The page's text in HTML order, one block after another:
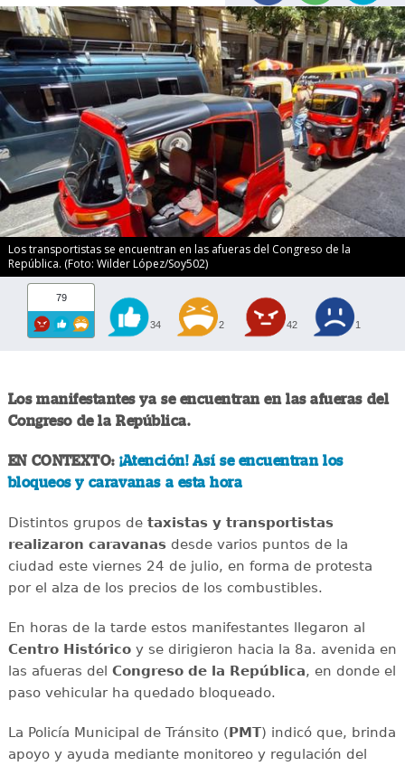
Los transportistas se encuentran en las afueras del Congreso de la
República. (Foto: Wilder López/Soy502)
79
34 2 42 1
Los manifestantes ya se encuentran en las afueras del
Congreso de la República.
EN CONTEXTO: ¡Atención! Así se encuentran los
bloqueos y caravanas a esta hora
Distintos grupos de taxistas y transportistas
realizaron caravanasdesde varios puntos de la
ciudad este viernes 24 de julio, en forma de protesta
por el alza de los precios de los combustibles.
En horas de la tarde estos manifestantes llegaron al
Centro Históricoy se dirigieron hacia la 8a. avenida en
las afueras del Congreso de la República, en donde el
paso vehicular ha quedado bloqueado.
La Policía Municipal de Tránsito (PMT) indicó que, brinda
apoyo y ayuda mediante monitoreo y regulación del